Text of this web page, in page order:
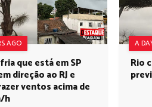
AGO
que está em SP
direção ao RJ e
ventos acima de
h
A
Rio